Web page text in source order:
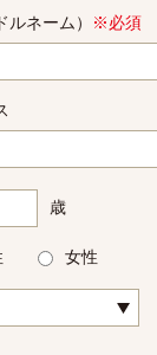
ネーム） ※必須
歳
女性